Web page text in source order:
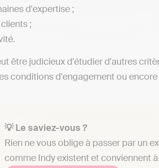
d'expertise ;
;
être judicieux d'étudier d'autres
conditions d'engagement ou
💡 Le saviez-vous ?
Rien ne vous oblige à passer par un
comme Indy existent et conviennent